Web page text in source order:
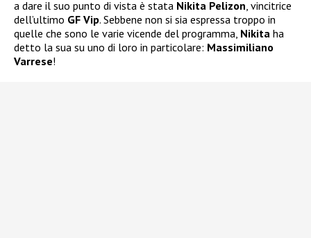
a dare il suo punto di vista è stata Nikita Pelizon , vincitrice
dell’ultimo GF Vip. Sebbene non si sia espressa troppo in
quelle che sono le varie vicende del programma, Nikita ha
detto la sua su uno di loro in particolare: Massimiliano
Varrese!